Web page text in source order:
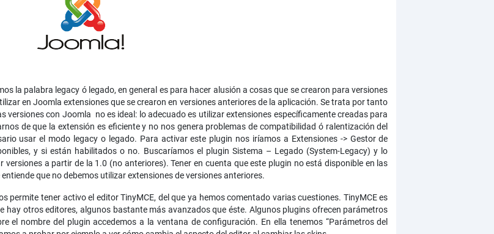
la palabra legacy ó legado, en general es para hacer alusión a cosas que se crearon para versiones
en Joomla extensiones que se crearon en versiones anteriores de la aplicación. Se trata por tanto
versiones con Joomla no es ideal: lo adecuado es utilizar extensiones específicamente creadas para
de que la extensión es eficiente y no nos genera problemas de compatibilidad ó ralentización del
usar el modo legacy o legado. Para activar este plugin nos iríamos a Extensiones -> Gestor de
y si están habilitados o no. Buscaríamos el plugin Sistema – Legado (System-Legacy) y lo
a partir de la 1.0 (no anteriores). Tener en cuenta que este plugin no está disponible en las
que no debemos utilizar extensiones de versiones anteriores.
permite tener activo el editor TinyMCE, del que ya hemos comentado varias cuestiones. TinyMCE es
hay otros editores, algunos bastante más avanzados que éste. Algunos plugins ofrecen parámetros
el nombre del plugin accedemos a la ventana de configuración. En ella tenemos “Parámetros del